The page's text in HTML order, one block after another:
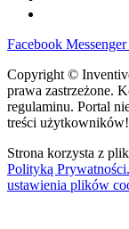
Facebook Messenger
Copyright ©
prawa zastrzeżone.
regulaminu. Portal
treści użytkowników!
Strona korzysta z
Polityką Prywatności.
ustawienia plików